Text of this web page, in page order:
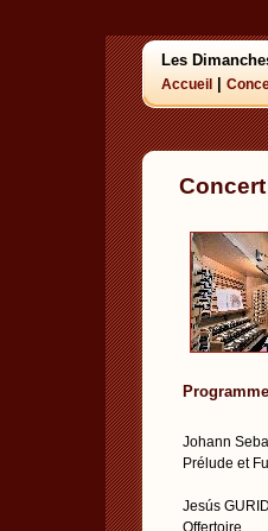
Les
Accueil
Concert
Johann
Prélude et
Jesús
Offertoire